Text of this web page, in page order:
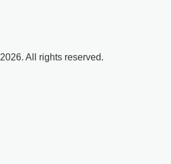
2026. All rights reserved.